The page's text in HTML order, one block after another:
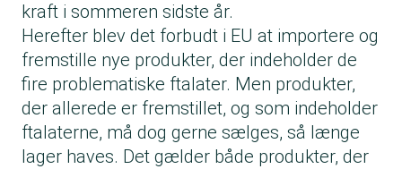
kraft i sommeren sidste år.
Herefter blev det forbudt i EU at importere og
fremstille nye produkter, der indeholder de
fire problematiske ftalater. Men produkter,
der allerede er fremstillet, og som indeholder
ftalaterne, må dog gerne sælges, så længe
lager haves. Det gælder både produkter, der